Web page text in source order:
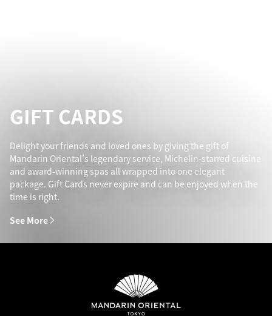
GIFT CARDS
Delight your friends and loved ones by giving the gift of
Mandarin Oriental’s legendary service, Michelin-starred cuisine
and award-winning spas all wrapped into one elegant
package. Gift Cards never expire and can be enjoyed when the
time is right.
See More